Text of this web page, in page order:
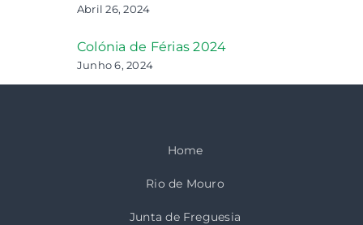
Abril 26, 2024
Colónia de Férias 2024
Junho 6, 2024
Home
Rio de Mouro
Junta de Freguesia